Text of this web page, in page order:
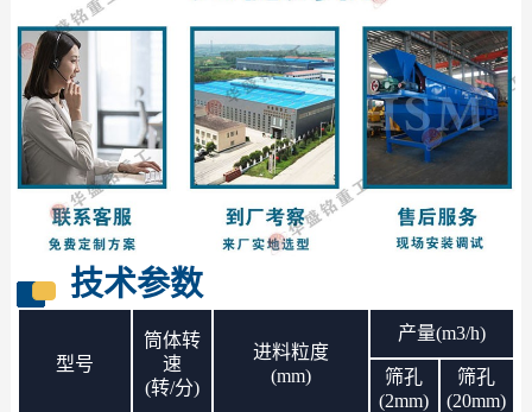
技术参数
型号
筒体转
速
(转/分)
进料粒度
(mm)
产量(m3/h)
筛孔
(2mm)
筛孔
(20mm)